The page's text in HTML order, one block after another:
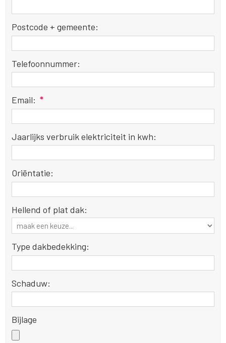
Postcode + gemeente:
Telefoonnummer:
Email: *
Jaarlijks verbruik elektriciteit in kwh:
Oriëntatie:
Hellend of plat dak:
Type dakbedekking:
Schaduw:
Bijlage